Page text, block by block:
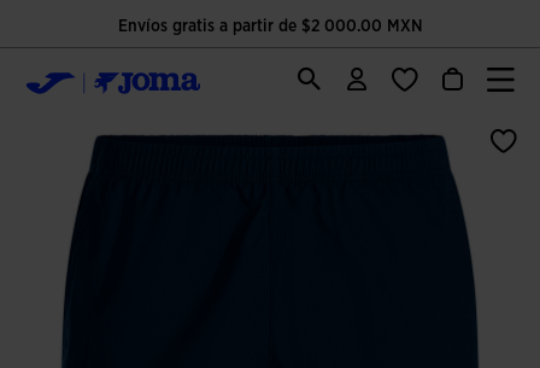
Envíos gratis a partir de $2 000.00 MXN